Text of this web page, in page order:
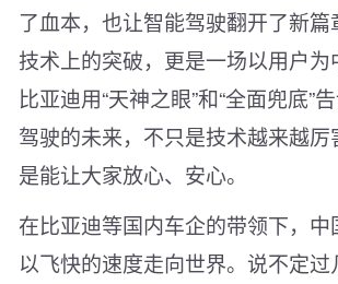
了血本，也让智能驾驶翻开了新篇
技术上的突破，更是一场以用户为
比亚迪用“天神之眼”和“全面兜底”
驾驶的未来，不只是技术越来越厉
是能让大家放心、安心。
在比亚迪等国内车企的带领下，中
以飞快的速度走向世界。说不定过